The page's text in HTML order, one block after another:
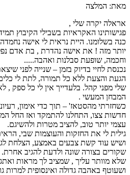
מאת: המלצה
אראלה יקרה שלי ,
פגישותינו האקראיות בשבילי הקיבוץ
כנה בשלומנו. היית נראית לי אישה
יותר מזה ! את אישה נהדרת , בת אדם
וחכמה, שופעת סבלנות ואהבה.....
נכנסת לחיי בדיוק בזמן – שנייה לפני
הגעת והצעת ללא כל תמורה, לתת לי
שלי מפני קהל. בלעדייך אין לי כל ספק ,
המבחן המעשי .
כשחזרתי מהסטאז' – תוך כדי אימון,
חדשות צצו, התחלנו להתמקד ואז החל
עצמי יותר טוב, להציב מטרות ולהשיגם.
גילית לי את החזקות והעוצמות שבי,
ושיש עוד קשת צבעים באמצע, הצלחת
שקורים בצורה שונה ולדעת להגיב אחרת.
שלא מוותר עליך , שמציב לך מראות
ושעוטף באהבה גדולה ואינסופית למרות